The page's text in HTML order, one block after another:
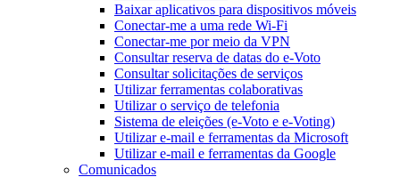
Baixar aplicativos para dispositivos móveis
Conectar-me a uma rede Wi-Fi
Conectar-me por meio da VPN
Consultar reserva de datas do e-Voto
Consultar solicitações de serviços
Utilizar ferramentas colaborativas
Utilizar o serviço de telefonia
Sistema de eleições (e-Voto e e-Voting)
Utilizar e-mail e ferramentas da Microsoft
Utilizar e-mail e ferramentas da Google
Comunicados